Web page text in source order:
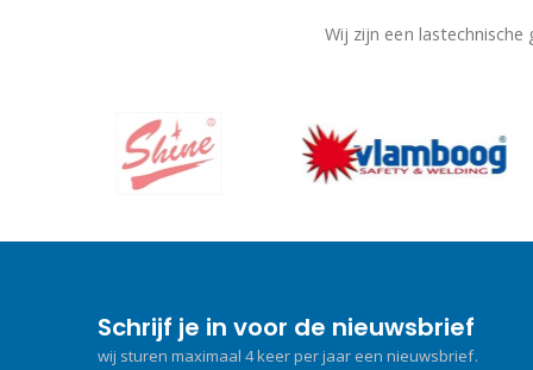
Wij zijn een
Schrijf je in voor de nieuwsbrief
wij sturen maximaal 4 keer per jaar een nieuwsbrief.